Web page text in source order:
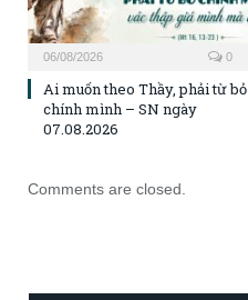
06/08/2026 0
Ai muốn theo Thầy, phải từ bỏ
chính mình – SN ngày
07.08.2026
Comments are closed.